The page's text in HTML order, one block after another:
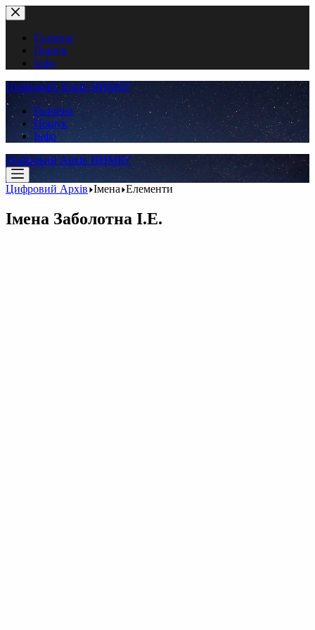
Перейти
до
вмістуГоловна
Пошук
Інфо
Цифровий Архів ННМБУ
Головна
Пошук
Інфо
Цифровий Архів ННМБУ
Цифровий Архів Імена Елементи
Імена Заболотна І.Е.